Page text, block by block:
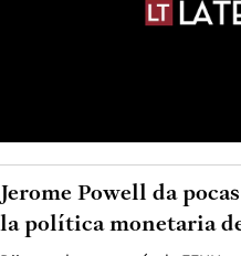
Jerome Powell da
la política monetaria